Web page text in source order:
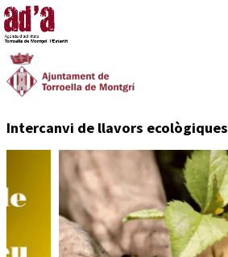
Intercanvi de llavors ecològiques